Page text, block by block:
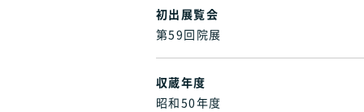
初出展覧会
第59回院展
収蔵年度
昭和50年度